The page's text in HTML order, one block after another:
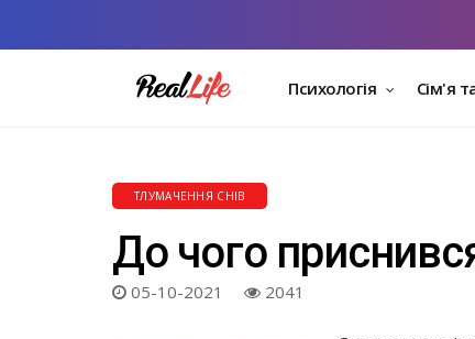
Психологія Сім'я
ТЛУМАЧЕННЯ СНІВ
До чого
05-10-2021 2041